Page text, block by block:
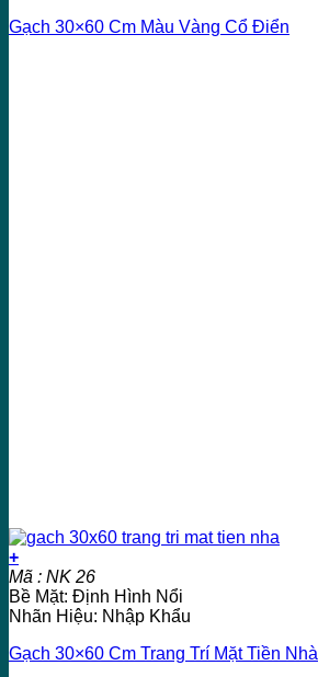
Gạch 30×60 Cm Màu Vàng Cổ Điển
+
Mã : NK 26
Bề Mặt: Định Hình Nổi
Nhãn Hiệu: Nhập Khẩu
Gạch 30×60 Cm Trang Trí Mặt Tiền Nhà